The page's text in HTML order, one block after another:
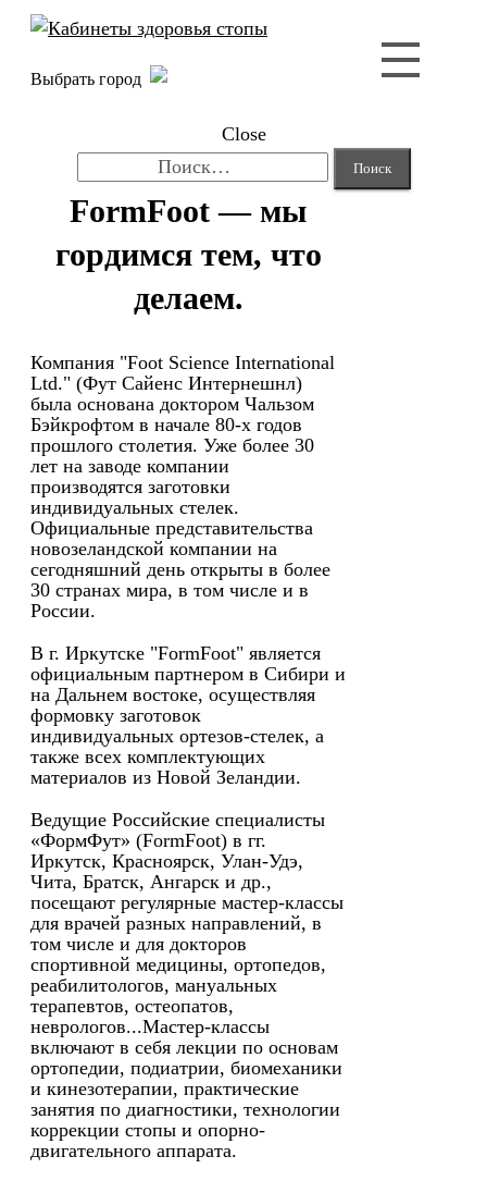
Выбрать город
Close
FormFoot — мы
гордимся тем, что
делаем.
Компания "Foot Science International
Ltd." (Фут Сайенс Интернешнл)
была основана доктором Чальзом
Бэйкрофтом в начале 80-х годов
прошлого столетия. Уже более 30
лет на заводе компании
производятся заготовки
индивидуальных стелек.
Официальные представительства
новозеландской компании на
сегодняшний день открыты в более
30 странах мира, в том числе и в
России.
В г. Иркутске "FormFoot" является
официальным партнером в Сибири и
на Дальнем востоке, осуществляя
формовку заготовок
индивидуальных ортезов-стелек, а
также всех комплектующих
материалов из Новой Зеландии.
Ведущие Российские специалисты
«ФормФут» (FormFoot) в гг.
Иркутск, Красноярск, Улан-Удэ,
Чита, Братск, Ангарск и др.,
посещают регулярные мастер-классы
для врачей разных направлений, в
том числе и для докторов
спортивной медицины, ортопедов,
реабилитологов, мануальных
терапевтов, остеопатов,
неврологов...Мастер-классы
включают в себя лекции по основам
ортопедии, подиатрии, биомеханики
и кинезотерапии, практические
занятия по диагностики, технологии
коррекции стопы и опорно-
двигательного аппарата.